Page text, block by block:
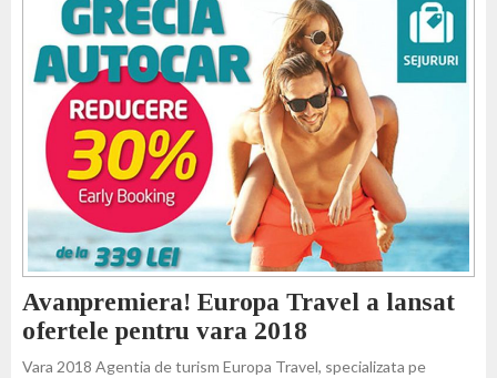
Avanpremiera! Europa Travel a lansat
ofertele pentru vara 2018
Vara 2018 Agentia de turism Europa Travel, specializata pe